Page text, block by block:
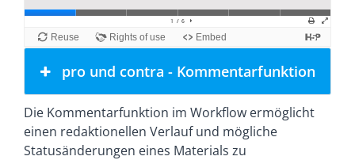
pro und contra - Kommentarfunktion
Die Kommentarfunktion im Workflow ermöglicht
einen redaktionellen Verlauf und mögliche
Statusänderungen eines Materials zu